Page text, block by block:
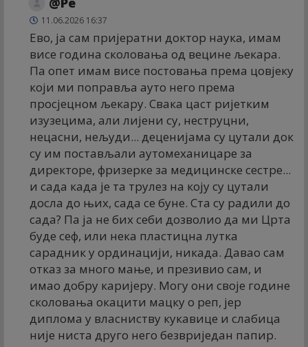
11.06.2026 16:37
Ево, ја сам пријератни доктор наука, имам
висе година сколовања од вецине љекара.
Па опет имам висе постовања према цовјеку
који ми поправља ауто него према
просјецном љекару. Свака цаст ријетким
изузецима, али лијени су, неструцни,
нецасни, нељуди... деценијама су цутали док
су им постављали аутомеханицаре за
директоре, фризерке за медицинске сестре...
и сада када је та трулез на коју су цутали
досла до њих, сада се буне. Ста су радили до
сада? Па ја не бих себи дозволио да ми Црта
буде сеф, или нека пластицна лутка
сарадник у ординацији, никада. Давао сам
отказ за много мање, и презивио сам, и
имао добру каријеру. Могу они своје године
сколовања окацити мацку о реп, јер
диплома у власниству кукавице и слабица
није ниста друго него безвриједан папир.